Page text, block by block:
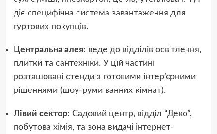
діє специфічна система завантаження для
гуртових покупців.
Центральна алея: веде до відділів освітлення,
плитки та сантехніки. У цій частині
розташовані стенди з готовими інтер’єрними
рішеннями (шоу-руми ванних кімнат).
Лівий сектор: Садовий центр, відділ “Деко”,
побутова хімія, та зона видачі інтернет-